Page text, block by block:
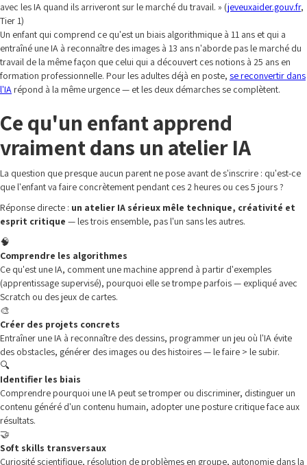
avec les IA quand ils arriveront sur le marché du travail. » (jeveuxaider.gouv.fr,
Tier 1)
Un enfant qui comprend ce qu'est un biais algorithmique à 11 ans et qui a
entraîné une IA à reconnaître des images à 13 ans n'aborde pas le marché du
travail de la même façon que celui qui a découvert ces notions à 25 ans en
formation professionnelle. Pour les adultes déjà en poste, se reconvertir dans
l'IA répond à la même urgence — et les deux démarches se complètent.
Ce qu'un enfant apprend
vraiment dans un atelier IA
La question que presque aucun parent ne pose avant de s'inscrire : qu'est-ce
que l'enfant va faire concrètement pendant ces 2 heures ou ces 5 jours ?
Réponse directe : un atelier IA sérieux mêle technique, créativité et
esprit critique — les trois ensemble, pas l'un sans les autres.
🧠
Comprendre les algorithmes
Ce qu'est une IA, comment une machine apprend à partir d'exemples
(apprentissage supervisé), pourquoi elle se trompe parfois — expliqué avec
Scratch ou des jeux de cartes.
🎨
Créer des projets concrets
Entraîner une IA à reconnaître des dessins, programmer un jeu où l'IA évite
des obstacles, générer des images ou des histoires — le faire > le subir.
🔍
Identifier les biais
Comprendre pourquoi une IA peut se tromper ou discriminer, distinguer un
contenu généré d'un contenu humain, adopter une posture critique face aux
résultats.
🤝
Soft skills transversaux
Curiosité scientifique, résolution de problèmes en groupe, autonomie dans la